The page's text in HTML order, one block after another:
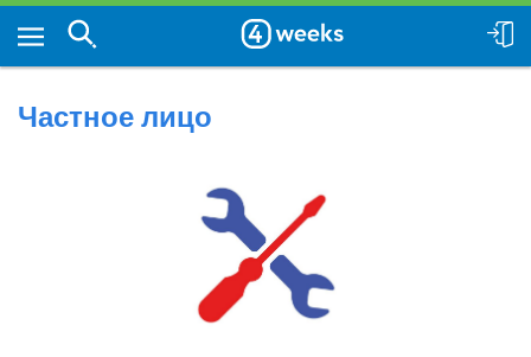
Частное лицо